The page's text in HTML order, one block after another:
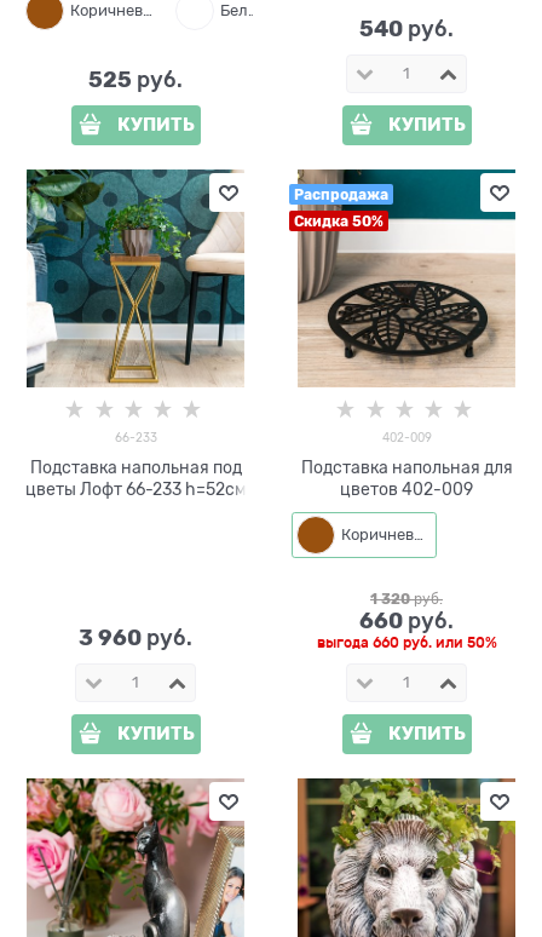
Коричневый Белый
525 руб.
КУПИТЬ
540 руб.
КУПИТЬ
66-233
Подставка напольная под
цветы Лофт 66-233 h=52см
3 960 руб.
КУПИТЬ
Распродажа
Скидка 50%
402-009
Подставка напольная для
цветов 402-009
Коричневый
1 320 руб.
660 руб.
выгода 660 руб.или 50%
КУПИТЬ